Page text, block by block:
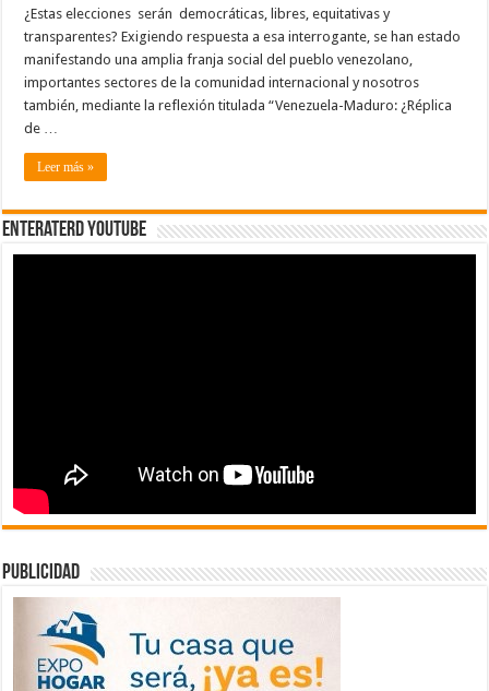
¿Estas elecciones serán democráticas, libres, equitativas y
transparentes? Exigiendo respuesta a esa interrogante, se han estado
manifestando una amplia franja social del pueblo venezolano,
importantes sectores de la comunidad internacional y nosotros
también, mediante la reflexión titulada “Venezuela-Maduro: ¿Réplica
de …
Leer más »
EnterateRD YOUTUBE
publicidad